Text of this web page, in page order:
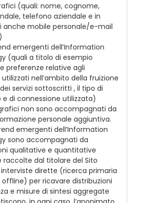
(quali: nome, cognome,
telefono aziendale e in
anche mobile personale/e-mail
emergenti dell’Information
(quali a titolo di esempio
preferenze relative agli
nell’ambito della fruizione
servizi sottoscritti , il tipo di
e di connessione utilizzata)
non sono accompagnati da
personale aggiuntiva.
emergenti dell’Information
sono accompagnati da
qualitative e quantitative
raccolte dal titolare del Sito
dirette (ricerca primaria
per ricavare distribuzioni
e misure di sintesi aggregate